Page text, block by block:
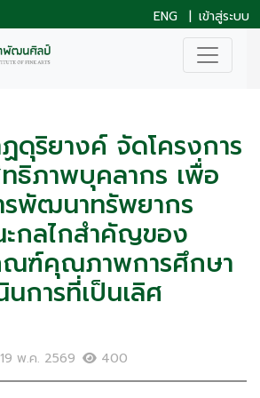
ENG | เข้าสู่ระบบ
ดุริยางค์ จัดโครงการ
ธิภาพบุคลากร เพื่อ
รพัฒนาทรัพยากร
ะกลไกสำคัญของ
ณฑ์คุณภาพการศึกษา
นการที่เป็นเลิศ
19 พ.ค. 2569 400